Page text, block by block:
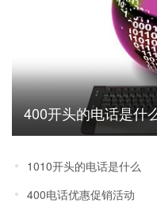
400开头的电话是什
1010开头的电话是什么
400电话优惠促销活动